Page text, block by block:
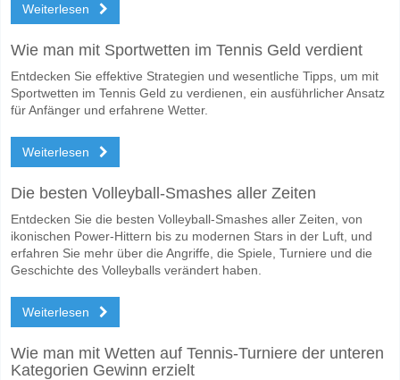
Weiterlesen
Wie man mit Sportwetten im Tennis Geld verdient
Entdecken Sie effektive Strategien und wesentliche Tipps, um mit
Sportwetten im Tennis Geld zu verdienen, ein ausführlicher Ansatz
für Anfänger und erfahrene Wetter.
Weiterlesen
Die besten Volleyball-Smashes aller Zeiten
Entdecken Sie die besten Volleyball-Smashes aller Zeiten, von
ikonischen Power-Hittern bis zu modernen Stars in der Luft, und
erfahren Sie mehr über die Angriffe, die Spiele, Turniere und die
Geschichte des Volleyballs verändert haben.
Weiterlesen
Wie man mit Wetten auf Tennis-Turniere der unteren
Kategorien Gewinn erzielt